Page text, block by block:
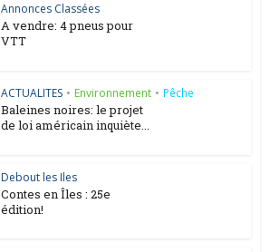
Annonces Classées
A vendre: 4 pneus pour
VTT
ACTUALITES • Environnement • Pêche
Baleines noires: le projet
de loi américain inquiète...
Debout les Iles
Contes en Îles : 25e
édition!